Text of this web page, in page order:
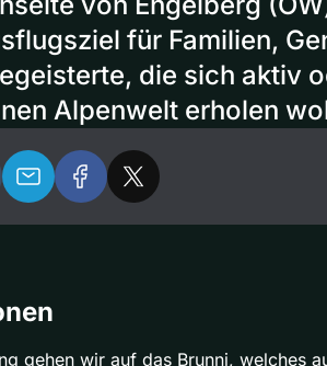
für Familien,
die sich aktiv
Alpenwelt erholen
gehen wir auf das Brunni, welches